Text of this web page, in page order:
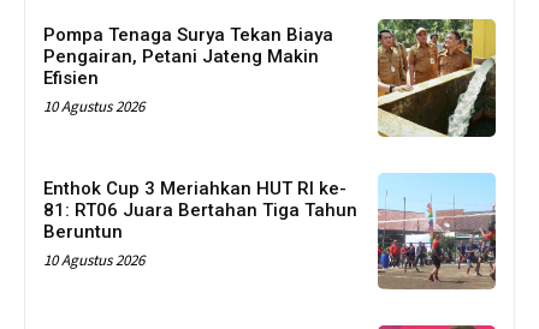
Pompa Tenaga Surya Tekan Biaya
Pengairan, Petani Jateng Makin
Efisien
10 Agustus 2026
Enthok Cup 3 Meriahkan HUT RI ke-
81: RT06 Juara Bertahan Tiga Tahun
Beruntun
10 Agustus 2026